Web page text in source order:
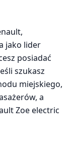
jako lider
posiadać
szukasz
miejskiego,
a
Zoe electric